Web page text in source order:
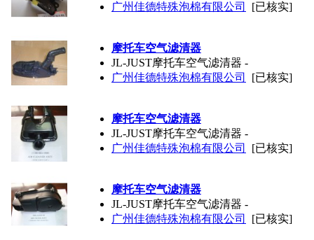
广州佳德特殊泡棉有限公司
[已核实]
摩托车空气滤清器
JL-JUST摩托车空气滤清器 -
广州佳德特殊泡棉有限公司
[已核实]
摩托车空气滤清器
JL-JUST摩托车空气滤清器 -
广州佳德特殊泡棉有限公司
[已核实]
摩托车空气滤清器
JL-JUST摩托车空气滤清器 -
广州佳德特殊泡棉有限公司
[已核实]